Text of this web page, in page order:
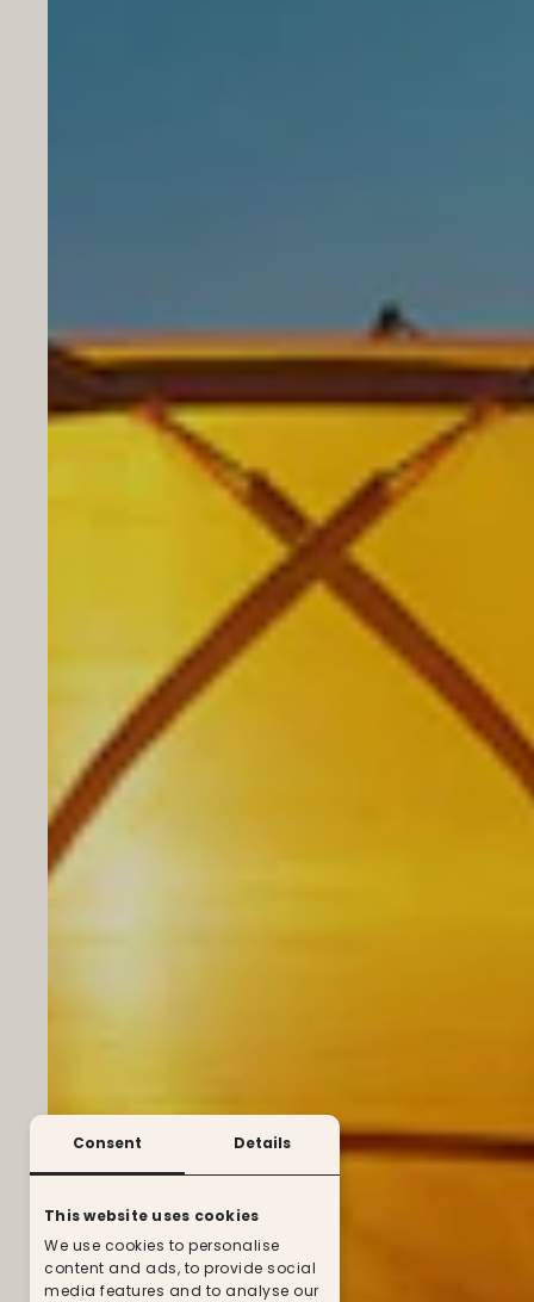
Consent Details
This website uses cookies
We use cookies to personalise
content and ads, to provide social
media features and to analyse our